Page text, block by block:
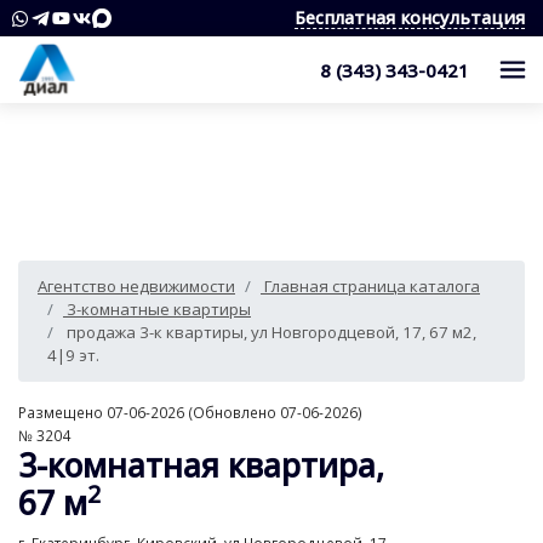
Бесплатная консультация
8 (343) 343-0421
1-комнатные квартиры
2-комнатные квартиры
4 и более комнатные квартиры
Комнаты
Дома, дачи, коттеджи
Участки
Аренда
Квартиры
Служба контроля качества
Наши награды
Специалист по недвижимости
Отзывы
Услуги
Продажа недвижимости
Покупка недвижимости
Сопровождение сделки
Покупка новостроек
Оценка квартиры
Для клиента
Аналитика
Как выбрать агентство недвижимости?
Контакты
8 (343) 343-0421
Агентство недвижимости
Главная страница каталога
3-комнатные квартиры
продажа 3-к квартиры, ул Новгородцевой, 17, 67 м2,
4|9 эт.
Размещено 07-06-2026 (Обновлено 07-06-2026)
№ 3204
3-комнатная квартира,
67 м2